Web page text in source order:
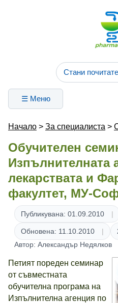
Стани
☰ Меню
Начало > За специалиста >
Обучителен
Изпълнителната
лекарствата и
факултет, МУ-
Публикувана: 01.09.2010
Обновена: 11.10.2010
Автор: Александър Недялков
Петият пореден семинар
от съвместната
обучителна програма на
Изпълнителна агенция по